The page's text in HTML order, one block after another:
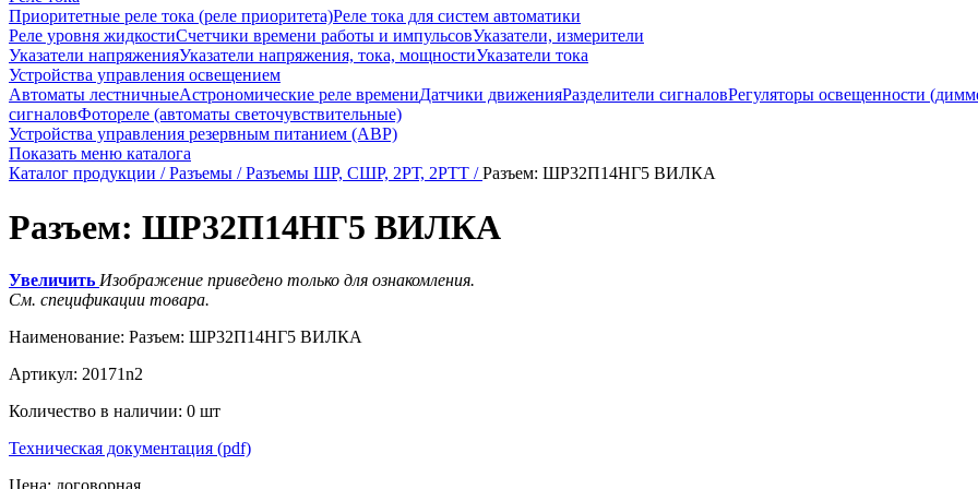
Приоритетные реле тока (реле приоритета)Реле тока для систем автоматики
Реле уровня жидкостиСчетчики времени работы и импульсовУказатели, измерители
Указатели напряженияУказатели напряжения, тока, мощностиУказатели тока
Устройства управления освещением
Автоматы лестничныеАстрономические реле времениДатчики движенияРазделители сигналовРегуляторы освещенности
сигналовФотореле (автоматы светочувствительные)
Устройства управления резервным питанием (АВР)
Показать меню каталога
Каталог продукции /Разъемы /Разъемы ШР, СШР, 2РТ, 2РТТ /Разъем: ШР32П14НГ5 ВИЛКА
Разъем: ШР32П14НГ5 ВИЛКА
Увеличить Изображение приведено только для ознакомления.
См. спецификации товара.
Наименование: Разъем: ШР32П14НГ5 ВИЛКА
Артикул: 20171n2
Количество в наличии: 0 шт
Техническая документация (pdf)